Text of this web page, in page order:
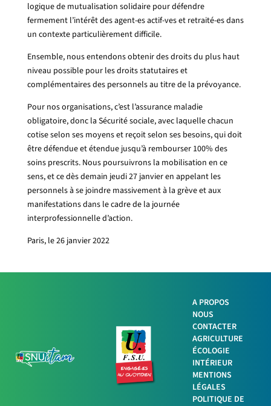
logique de mutualisation solidaire pour défendre
fermement l’intérêt des agent-es actif-ves et retraité-es dans
un contexte particulièrement difficile.
Ensemble, nous entendons obtenir des droits du plus haut
niveau possible pour les droits statutaires et
complémentaires des personnels au titre de la prévoyance.
Pour nos organisations, c’est l’assurance maladie
obligatoire, donc la Sécurité sociale, avec laquelle chacun
cotise selon ses moyens et reçoit selon ses besoins, qui doit
être défendue et étendue jusqu’à rembourser 100% des
soins prescrits. Nous poursuivrons la mobilisation en ce
sens, et ce dès demain jeudi 27 janvier en appelant les
personnels à se joindre massivement à la grève et aux
manifestations dans le cadre de la journée
interprofessionnelle d’action.
Paris, le 26 janvier 2022
A PROPOS
NOUS
CONTACTER
AGRICULTURE
ÉCOLOGIE
INTÉRIEUR
MENTIONS
LÉGALES
POLITIQUE DE
Facebook
Twitter
LinkedIn